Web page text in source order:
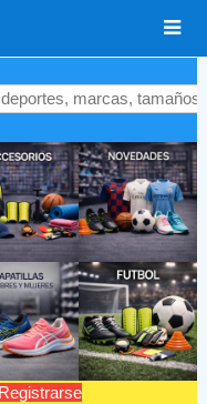
Registrarse